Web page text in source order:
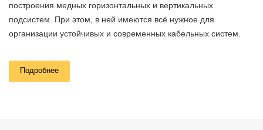
построения медных горизонтальных и вертикальных
подсистем. При этом, в ней имеются всё нужное для
организации устойчивых и современных кабельных систем.
Системная гарантия – 25 лет
Подробнее